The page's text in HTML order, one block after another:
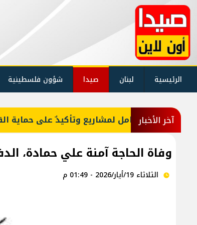
الرئيسية لبنان صيدا شؤون فلسطينية
آخر الأخبار
شامل لمشاريع وتأكيدٌ على حماية القيمة
وفاة الحاجة آمنة علي حمادة، الدفن
الثلاثاء 19/أيار/2026 - 01:49 م